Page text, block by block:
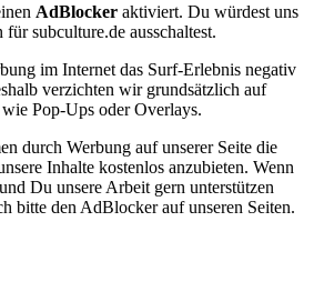
AdBlocker aktiviert. Du würdest uns
subculture.de ausschaltest.
im Internet das Surf-Erlebnis negativ
verzichten wir grundsätzlich auf
Pop-Ups oder Overlays.
durch Werbung auf unserer Seite die
Inhalte kostenlos anzubieten. Wenn
Du unsere Arbeit gern unterstützen
bitte den AdBlocker auf unseren Seiten.